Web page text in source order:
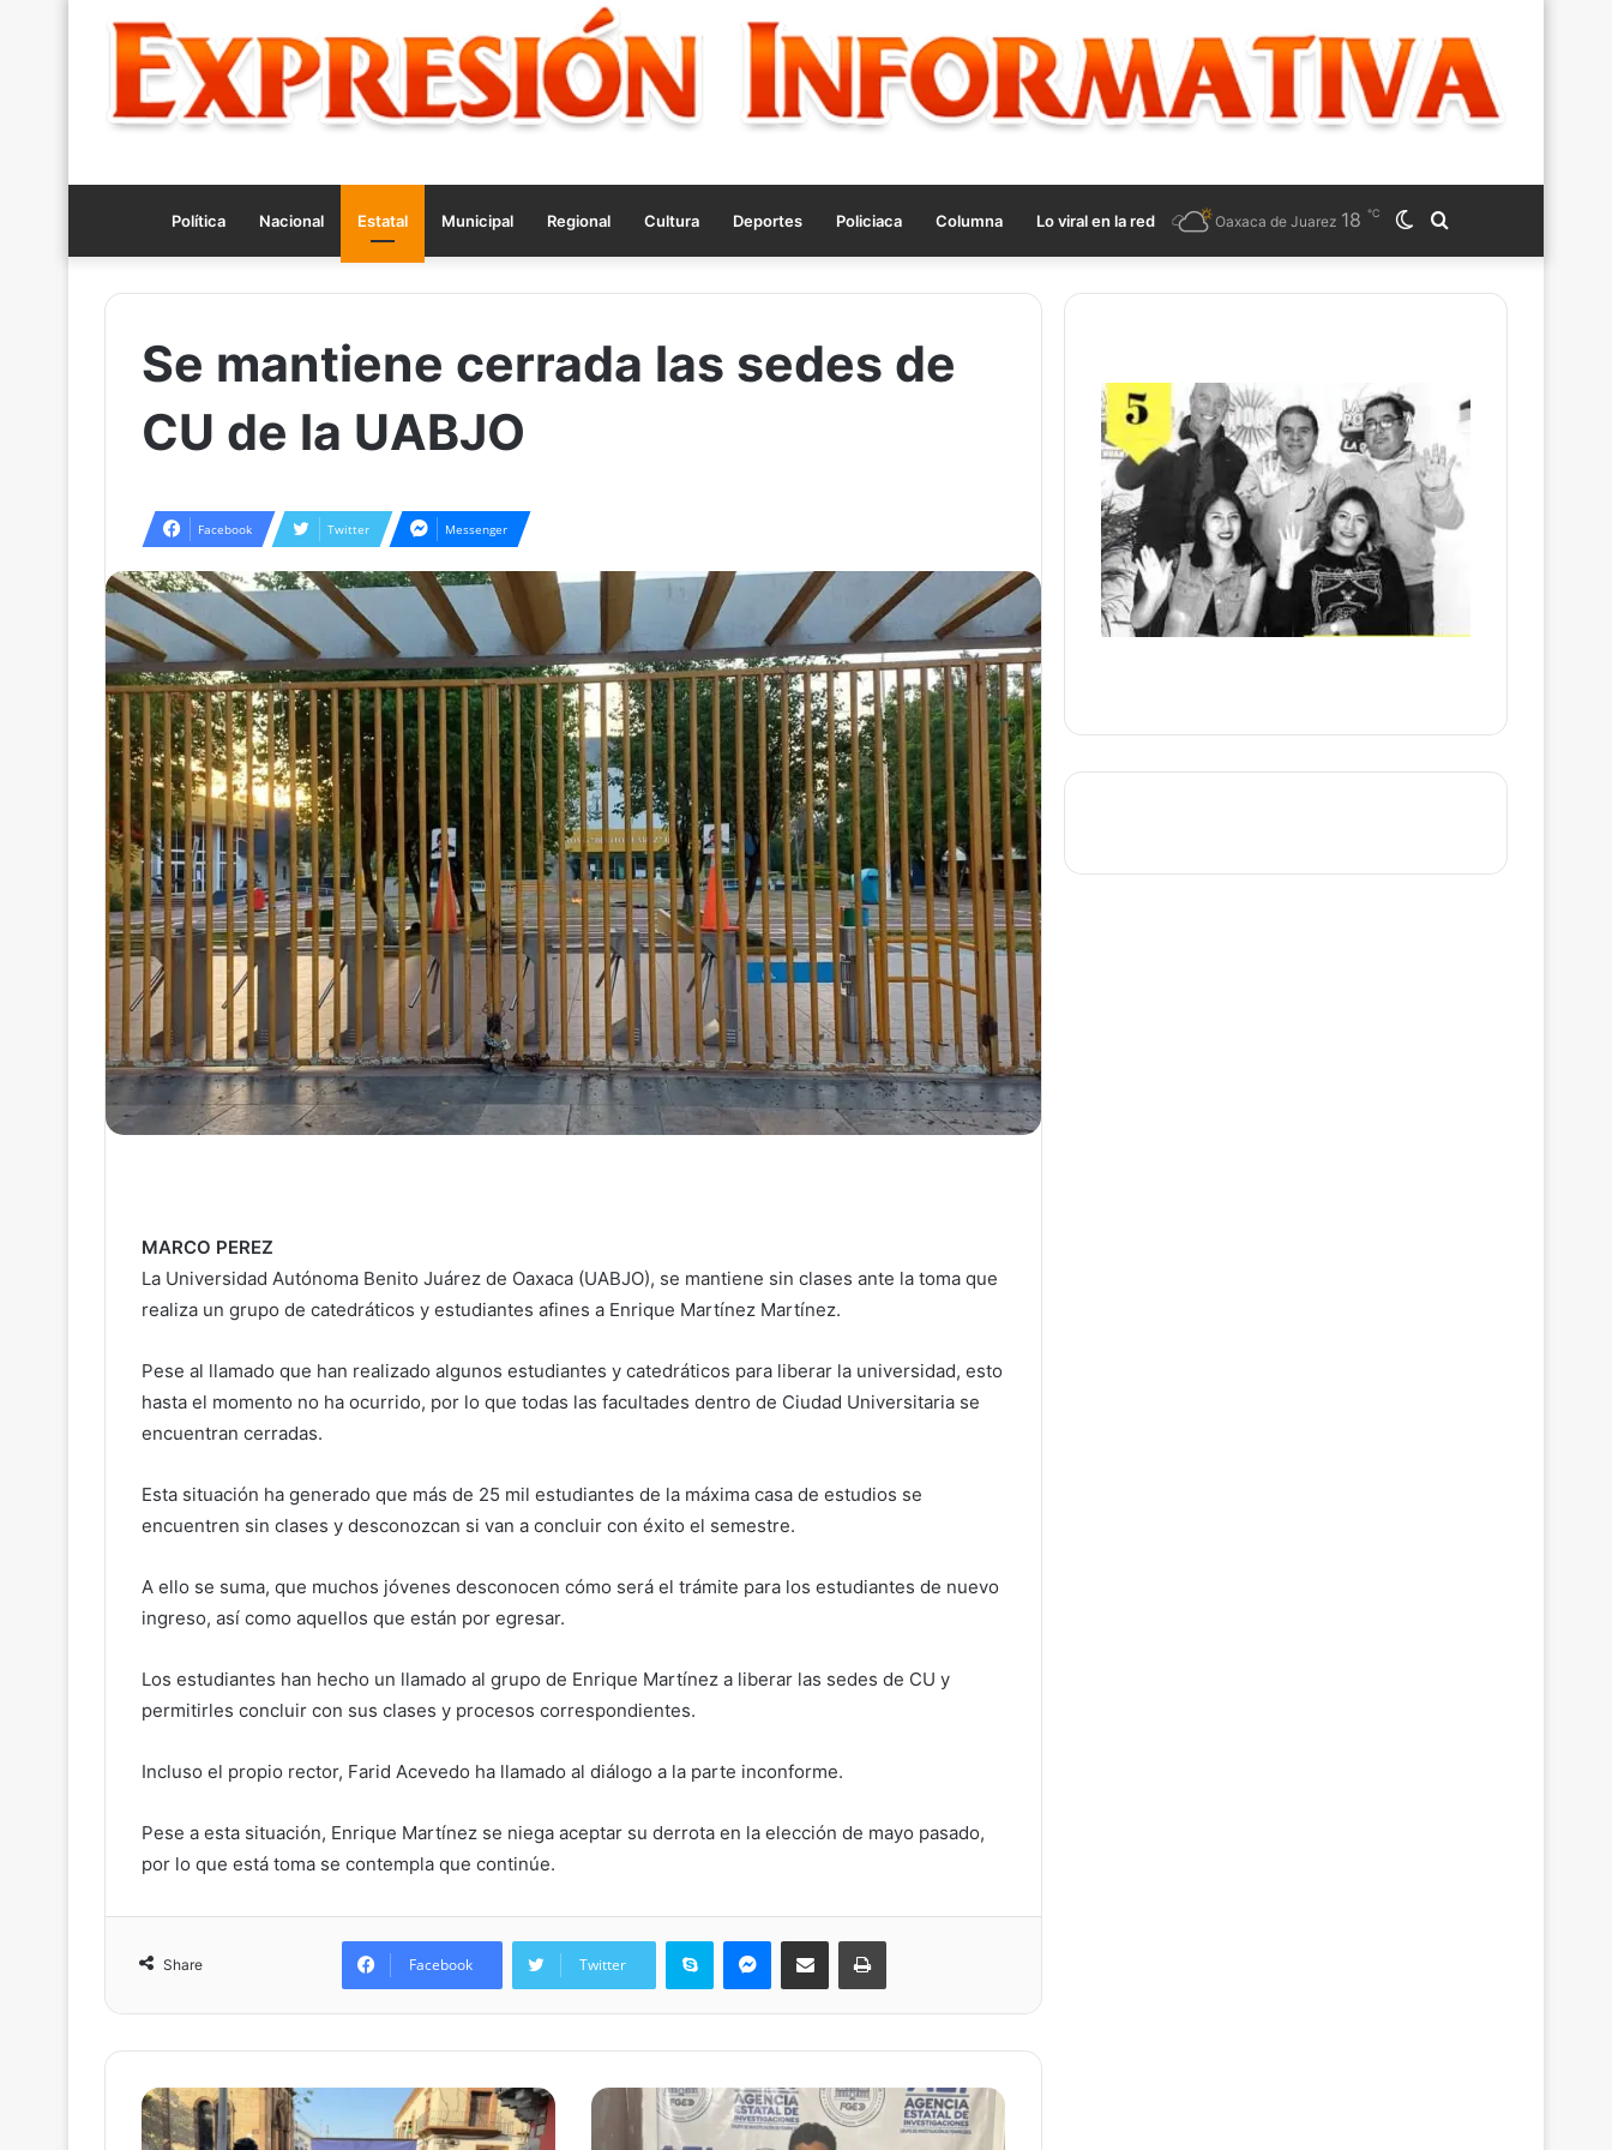
Política Nacional Estatal Municipal Regional Cultura Deportes Policiaca Columna Lo viral en la red
for
Switch
skin
Oaxaca de Juarez 18 ℃
Se mantiene cerrada las sedes de
CU de la UABJO
Facebook Twitter Messenger
MARCO PEREZ
La Universidad Autónoma Benito Juárez de Oaxaca (UABJO), se mantiene sin clases ante la toma que
realiza un grupo de catedráticos y estudiantes afines a Enrique Martínez Martínez.
Pese al llamado que han realizado algunos estudiantes y catedráticos para liberar la universidad, esto
hasta el momento no ha ocurrido, por lo que todas las facultades dentro de Ciudad Universitaria se
encuentran cerradas.
Esta situación ha generado que más de 25 mil estudiantes de la máxima casa de estudios se
encuentren sin clases y desconozcan si van a concluir con éxito el semestre.
A ello se suma, que muchos jóvenes desconocen cómo será el trámite para los estudiantes de nuevo
ingreso, así como aquellos que están por egresar.
Los estudiantes han hecho un llamado al grupo de Enrique Martínez a liberar las sedes de CU y
permitirles concluir con sus clases y procesos correspondientes.
Incluso el propio rector, Farid Acevedo ha llamado al diálogo a la parte inconforme.
Pese a esta situación, Enrique Martínez se niega aceptar su derrota en la elección de mayo pasado,
por lo que está toma se contempla que continúe.
Share Facebook Twitter
Skype Messenger
Share via Email Print